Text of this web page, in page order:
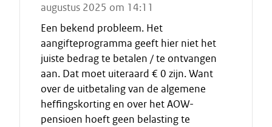
augustus 2025 om 14:11
Een bekend probleem. Het
aangifteprogramma geeft hier niet het
juiste bedrag te betalen / te ontvangen
aan. Dat moet uiteraard € 0 zijn. Want
over de uitbetaling van de algemene
heffingskorting en over het AOW-
pensioen hoeft geen belasting te